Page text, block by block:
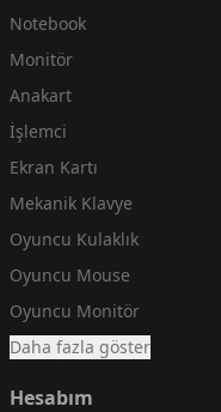
Notebook
Monitör
Anakart
İşlemci
Ekran Kartı
Mekanik Klavye
Oyuncu Kulaklık
Oyuncu Mouse
Oyuncu Monitör
Daha fazla göster
Hesabım